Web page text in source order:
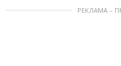
РЕКЛАМА –